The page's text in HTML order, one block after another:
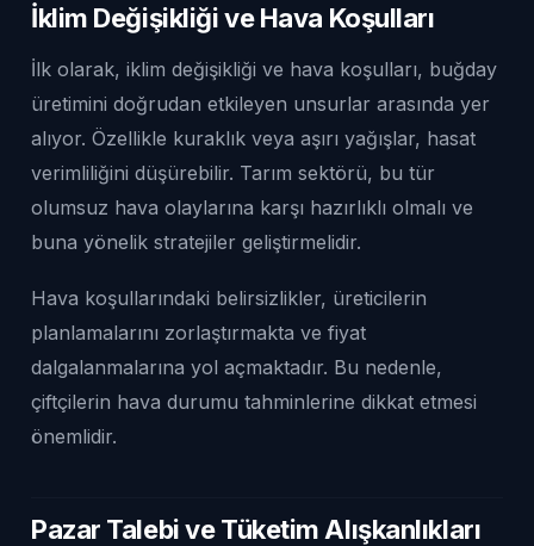
İklim Değişikliği ve Hava Koşulları
İlk olarak, iklim değişikliği ve hava koşulları, buğday
üretimini doğrudan etkileyen unsurlar arasında yer
alıyor. Özellikle kuraklık veya aşırı yağışlar, hasat
verimliliğini düşürebilir. Tarım sektörü, bu tür
olumsuz hava olaylarına karşı hazırlıklı olmalı ve
buna yönelik stratejiler geliştirmelidir.
Hava koşullarındaki belirsizlikler, üreticilerin
planlamalarını zorlaştırmakta ve fiyat
dalgalanmalarına yol açmaktadır. Bu nedenle,
çiftçilerin hava durumu tahminlerine dikkat etmesi
önemlidir.
Pazar Talebi ve Tüketim Alışkanlıkları